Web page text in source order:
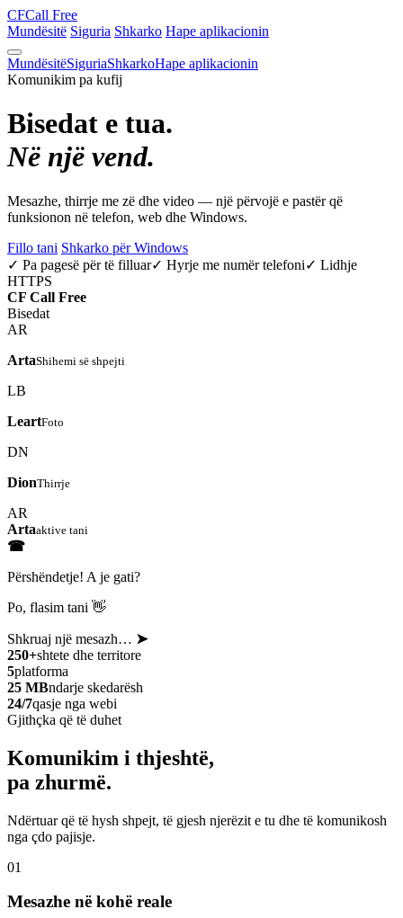
CFCall Free
Mundësitë Siguria Shkarko Hape aplikacionin
MundësitëSiguriaShkarkoHape aplikacionin
Komunikim pa kufij
Bisedat e tua.
Në një vend.
Mesazhe, thirrje me zë dhe video — një përvojë e pastër që
funksionon në telefon, web dhe Windows.
Fillo tani Shkarko për Windows
✓ Pa pagesë për të filluar✓ Hyrje me numër telefoni✓ Lidhje
HTTPS
CF Call Free
Bisedat
AR
ArtaShihemi së shpejti
LB
LeartFoto
DN
DionThirrje
AR
Artaaktive tani
☎
Përshëndetje! A je gati?
Po, flasim tani 👋
Shkruaj një mesazh… ➤
250+shtete dhe territore
5platforma
25 MBndarje skedarësh
24/7qasje nga webi
Gjithçka që të duhet
Komunikim i thjeshtë,
pa zhurmë.
Ndërtuar që të hysh shpejt, të gjesh njerëzit e tu dhe të komunikosh
nga çdo pajisje.
01
Mesazhe në kohë reale